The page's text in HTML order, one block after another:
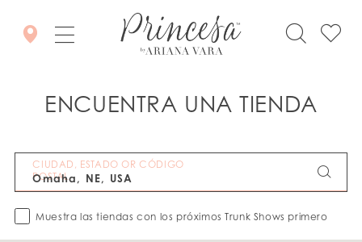
ENCUENTRA UNA TIENDA
CIUDAD, ESTADO OR CÓDIGO
POSTAL
Muestra las tiendas con los próximos Trunk Shows primero